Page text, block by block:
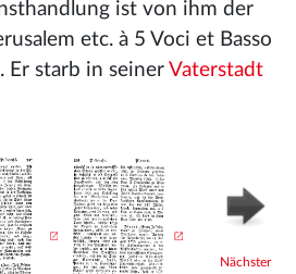
ist von ihm der
etc. à 5 Voci et Basso
Er starb in seiner Vaterstadt
Nächster